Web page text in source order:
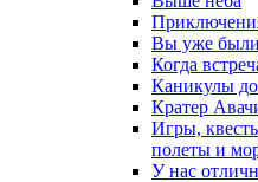
Вы уже были
Когда
Каникулы
Кратер
Игры,
полеты и
У нас